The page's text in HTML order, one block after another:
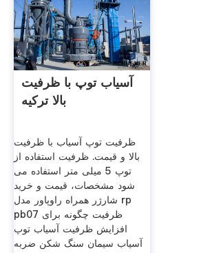
آسیاب توپ با ظرفیت
بالا ترکیه
ظرفیت توپ آسیاب با ظرفیت
بالا و قیمت. ظرفیت استفاده از
توپ 5 میلی متر استفاده می
شود مشخصات، قیمت و خرید
شارژر همراه راوپاور مدل rp
pb07 ظرفیت چگونه برای
افزایش ظرفیت آسیاب توپ
آسیاب سیمان سنگ شکن ضربه